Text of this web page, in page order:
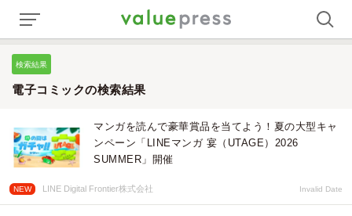
検索結果
電子コミックの検索結果
マンガを読んで豪華賞品を当てよう！夏の大型キャ
ンペーン「LINEマンガ 宴（UTAGE）2026
SUMMER」開催
NEW LINE Digital Frontier株式会社 Invalid Date